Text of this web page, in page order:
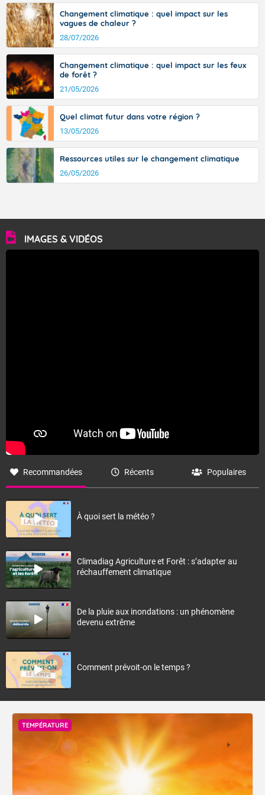
Fermer
Changement climatique : quel impact sur les
vagues de chaleur ?
28/07/2026
Changement climatique : quel impact sur les feux
de forêt ?
21/05/2026
Quel climat futur dans votre région ?
13/05/2026
Ressources utiles sur le changement climatique
26/05/2026
IMAGES & VIDÉOS
Recommandées Récents Populaires
À quoi sert la météo ?
Climadiag Agriculture et Forêt : s’adapter au
réchauffement climatique
De la pluie aux inondations : un phénomène
devenu extrême
Comment prévoit-on le temps ?
TEMPÉRATURE